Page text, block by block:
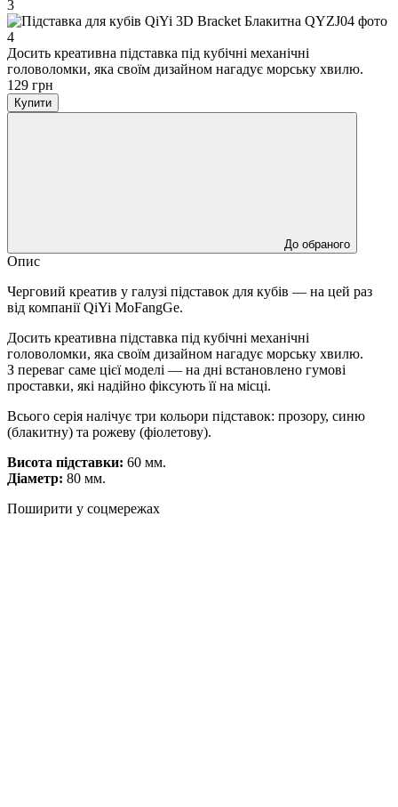
Досить креативна підставка під кубічні механічні
головоломки, яка своїм дизайном нагадує морську хвилю.
129 грн
Купити
До обраного
Опис
Черговий креатив у галузі підставок для кубів — на цей раз
від компанії QiYi MoFangGe.
Досить креативна підставка під кубічні механічні
головоломки, яка своїм дизайном нагадує морську хвилю.
З переваг саме цієї моделі — на дні встановлено гумові
проставки, які надійно фіксують її на місці.
Всього серія налічує три кольори підставок: прозору, синю
(блакитну) та рожеву (фіолетову).
Висота підставки: 60 мм.
Діаметр: 80 мм.
Поширити у соцмережах